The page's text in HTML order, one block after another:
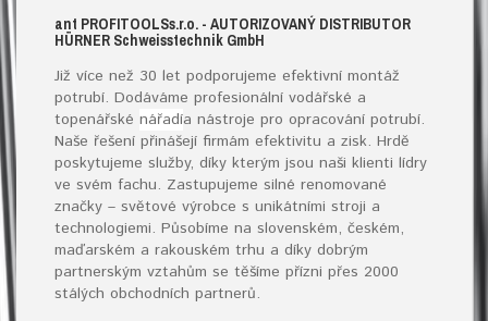
ant PROFITOOLSs.r.o. - AUTORIZOVANÝ DISTRIBUTOR
HÜRNER Schweisstechnik GmbH
Již více než 30 let podporujeme efektivní montáž
potrubí. Dodáváme profesionální vodářské a
topenářské nářadía nástroje pro opracování potrubí.
Naše řešení přinášejí firmám efektivitu a zisk. Hrdě
poskytujeme služby, díky kterým jsou naši klienti lídry
ve svém fachu. Zastupujeme silné renomované
značky – světové výrobce s unikátními stroji a
technologiemi. Působíme na slovenském, českém,
maďarském a rakouském trhu a díky dobrým
partnerským vztahům se těšíme přízni přes 2000
stálých obchodních partnerů.